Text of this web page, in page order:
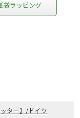
袋ラッピング
ッター】/ドイツ